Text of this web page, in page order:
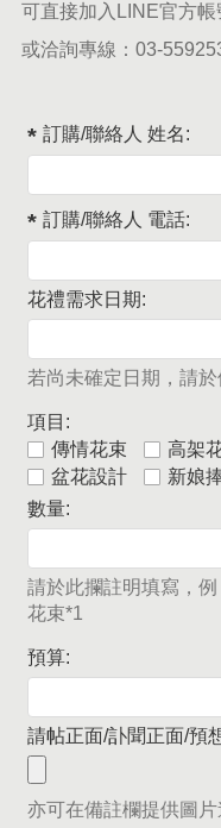
可直接加入LINE官方帳
或洽詢專線： 03-
訂購/聯絡人 姓名:
訂購/聯絡人 電話:
花禮需求日期:
若尚未確定日期，請
項目:
傳情花束
高架
盆花設計
新娘
數量:
請於此攔註明填寫，
花束*1
預算:
請帖正面/訃聞正面/預
亦可在備註欄提供圖